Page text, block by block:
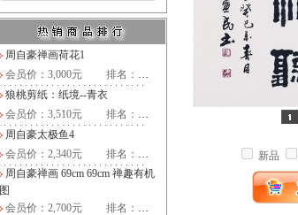
周自豪禅画荷花1
会员价：3,000元
排名： …
狼桃剪纸：纸境--青衣
会员价：3,510元
排名： …
周自豪太极鱼4
会员价：2,340元
排名： …
周自豪禅画 69cm 69cm 禅趣有机
图
会员价：2,700元
排名： …
新品